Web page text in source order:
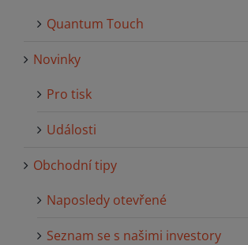
Quantum Touch
Novinky
Pro tisk
Události
Obchodní tipy
Naposledy otevřené
Seznam se s našimi investory